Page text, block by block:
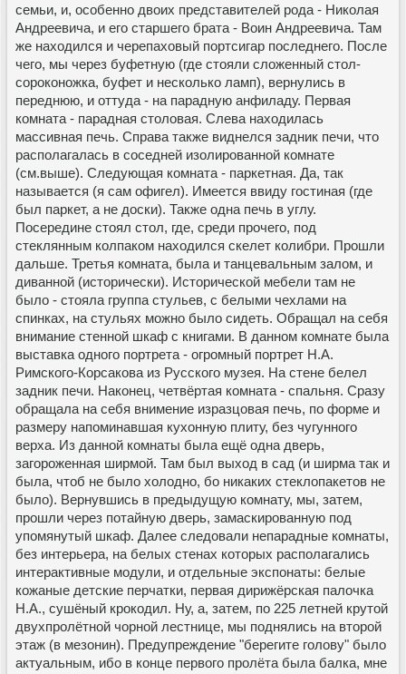
семьи, и, особенно двоих представителей рода - Николая
Андреевича, и его старшего брата - Воин Андреевича. Там
же находился и черепаховый портсигар последнего. После
чего, мы через буфетную (где стояли сложенный стол-
сороконожка, буфет и несколько ламп), вернулись в
переднюю, и оттуда - на парадную анфиладу. Первая
комната - парадная столовая. Слева находилась
массивная печь. Справа также виднелся задник печи, что
располагалась в соседней изолированной комнате
(см.выше). Следующая комната - паркетная. Да, так
называется (я сам офигел). Имеется ввиду гостиная (где
был паркет, а не доски). Также одна печь в углу.
Посередине стоял стол, где, среди прочего, под
стеклянным колпаком находился скелет колибри. Прошли
дальше. Третья комната, была и танцевальным залом, и
диванной (исторически). Исторической мебели там не
было - стояла группа стульев, с белыми чехлами на
спинках, на стульях можно было сидеть. Обращал на себя
внимание стенной шкаф с книгами. В данном комнате была
выставка одного портрета - огромный портрет Н.А.
Римского-Корсакова из Русского музея. На стене белел
задник печи. Наконец, четвёртая комната - спальня. Сразу
обращала на себя внимение изразцовая печь, по форме и
размеру напоминавшая кухонную плиту, без чугунного
верха. Из данной комнаты была ещё одна дверь,
загороженная ширмой. Там был выход в сад (и ширма так и
была, чтоб не было холодно, бо никаких стеклопакетов не
было). Вернувшись в предыдущую комнату, мы, затем,
прошли через потайную дверь, замаскированную под
упомянутый шкаф. Далее следовали непарадные комнаты,
без интерьера, на белых стенах которых располагались
интерактивные модули, и отдельные экспонаты: белые
кожаные детские перчатки, первая дирижёрская палочка
Н.А., сушёный крокодил. Ну, а, затем, по 225 летней крутой
двухпролётной чорной лестнице, мы поднялись на второй
этаж (в мезонин). Предупреждение "берегите голову" было
актуальным, ибо в конце первого пролёта была балка, мне